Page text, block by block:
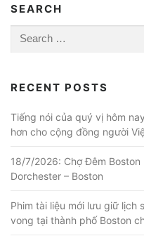
SEARCH
Search
RECENT POSTS
Tiếng nói của quý vị hôm
hơn cho cộng đồng người
18/7/2026: Chợ Đêm
Dorchester – Boston
Phim tài liệu mới lưu giữ lịch
vong tại thành phố Boston